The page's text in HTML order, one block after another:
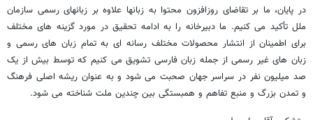
در پایان، ما بر تقاضای روزافزون محتوا به زبانها علاوه بر زبانهای رسمی سازمان
ملل تأکید می کنیم. ما دبیرخانه را به ادامه تحقیق در مورد گزینه های مختلف
برای اطمینان از انتشار محصولات مختلف رسانه ای به تمام زبان های رسمی و
زبان های غیر رسمی از جمله زبان فارسی تشویق می کنیم که توسط بیش از یک
صد میلیون نفر در سراسر جهان صحبت می شود و به عنوان ریشه اصلی فرهنگ
و تمدن بزرگ و منبع تفاهم و همبستگی بین چندین ملت شناخته می شود.